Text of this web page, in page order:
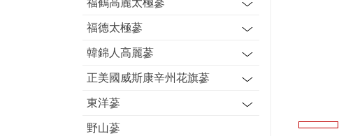
福德太極蔘
韓錦人高麗蔘
正美國威斯康辛州花旗蔘
東洋蔘
野山蔘